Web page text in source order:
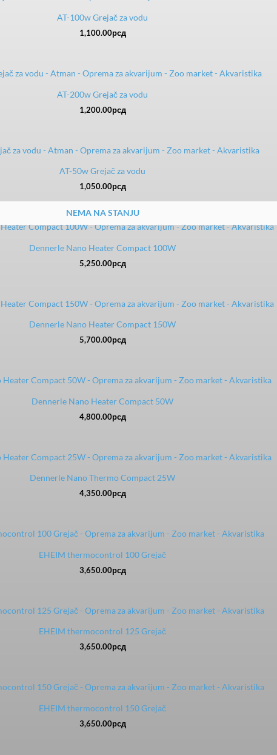
AT-100w Grejač za vodu
1,100.00рсд
AT-200w Grejač za vodu
1,200.00рсд
AT-50w Grejač za vodu
1,050.00рсд
NEMA NA STANJU
Dennerle Nano Heater Compact 100W
5,250.00рсд
Dennerle Nano Heater Compact 150W
5,700.00рсд
Dennerle Nano Heater Compact 50W
4,800.00рсд
Dennerle Nano Thermo Compact 25W
4,350.00рсд
EHEIM thermocontrol 100 Grejač
3,650.00рсд
EHEIM thermocontrol 125 Grejač
3,650.00рсд
EHEIM thermocontrol 150 Grejač
3,650.00рсд